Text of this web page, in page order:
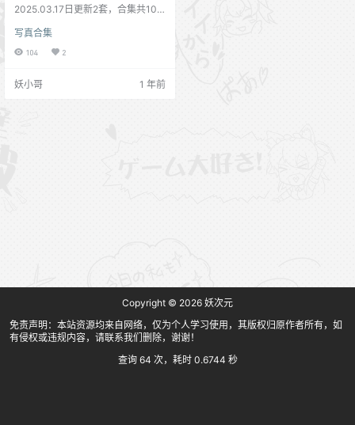
续更新]
2025.03.17日更新2套，合集共10
写真合集
104 2
妖小哥 1 年前
Copyright © 2026 妖次元
免责声明：本站资源均来自网络，仅为个人学习使用，其版权归原作者所有，如
有侵权或违规内容，请联系我们删除，谢谢！
查询 64 次，耗时 0.6744 秒